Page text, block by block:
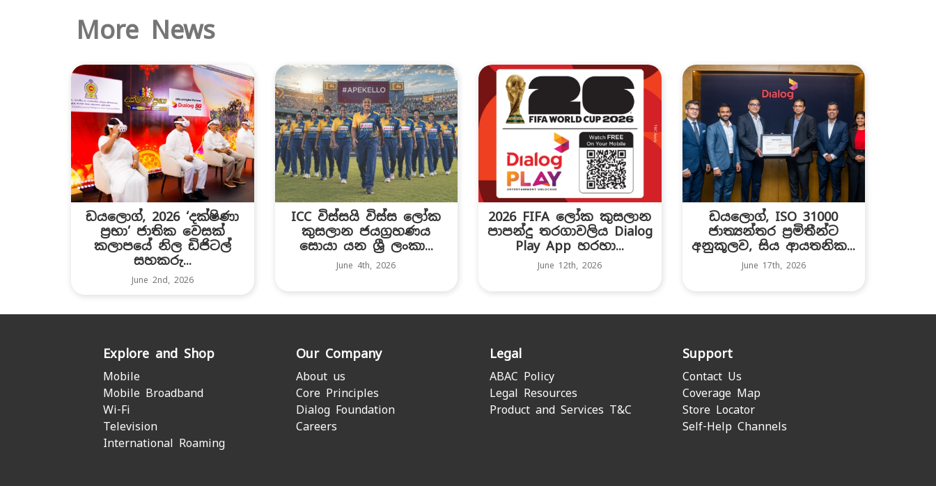
More News
ඩයලොග්, 2026 ‘දක්ෂිණා
ප්‍රභා’ ජාතික වෙසක්
කලාපයේ නිල ඩිජිටල්
සහකරු...
June 2nd, 2026
ICC විස්සයි විස්ස ලෝක
කුසලාන ජයග්‍රහණය
සොයා යන ශ්‍රී ලංකා...
June 4th, 2026
2026 FIFA ලෝක කුසලාන
පාපන්දු තරගාවලිය Dialog
Play App හරහා...
June 12th, 2026
ඩයලොග්, ISO 31000
ජාත්‍යන්තර ප්‍රමිතීන්ට
අනුකූලව, සිය ආයතනික...
June 17th, 2026
Explore and Shop
Mobile
Mobile Broadband
Wi-Fi
Television
International Roaming
Our Company
About us
Core Principles
Dialog Foundation
Careers
Legal
ABAC Policy
Legal Resources
Product and Services T&C
Support
Contact Us
Coverage Map
Store Locator
Self-Help Channels